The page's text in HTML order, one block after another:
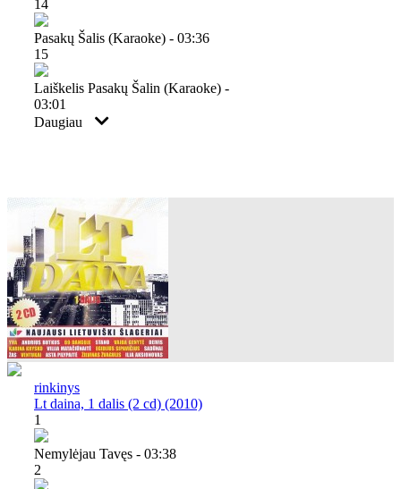
14
Pasakų Šalis (karaoke) - 03:36
15
Laiškelis Pasakų Šalin (karaoke) -
03:01
Daugiau
rinkinys
Lt daina, 1 dalis (2 cd) (2010)
1
Nemylėjau Tavęs - 03:38
2